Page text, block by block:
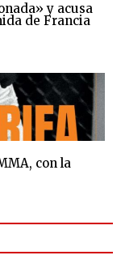
y acusa
de Francia
con la